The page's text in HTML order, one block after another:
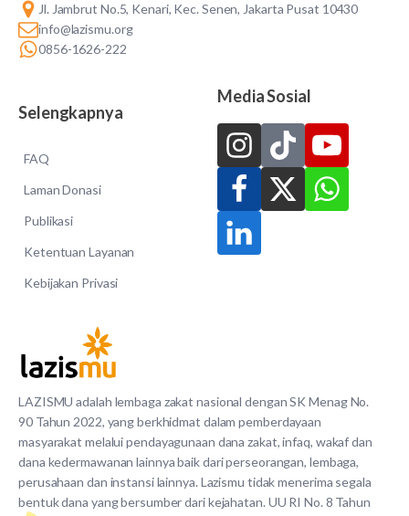
LAZISMU adalah lembaga zakat nasional dengan SK Menag No.
90 Tahun 2022, yang berkhidmat dalam pemberdayaan
masyarakat melalui pendayagunaan dana zakat, infaq, wakaf dan
dana kedermawanan lainnya baik dari perseorangan, lembaga,
perusahaan dan instansi lainnya. Lazismu tidak menerima segala
bentuk dana yang bersumber dari kejahatan. UU RI No. 8 Tahun
Jl. Jambrut No.5, Kenari, Kec. Senen, Jakarta Pusat 10430
info@lazismu.org
0856-1626-222
Selengkapnya
FAQ
Laman Donasi
Publikasi
Ketentuan Layanan
Kebijakan Privasi
Media Sosial